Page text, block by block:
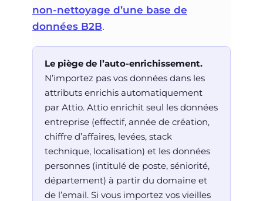
non-nettoyage d’une base de
données B2B.
Le piège de l’auto-enrichissement.
N’importez pas vos données dans les
attributs enrichis automatiquement
par Attio. Attio enrichit seul les données
entreprise (effectif, année de création,
chiffre d’affaires, levées, stack
technique, localisation) et les données
personnes (intitulé de poste, séniorité,
département) à partir du domaine et
de l’email. Si vous importez vos vieilles